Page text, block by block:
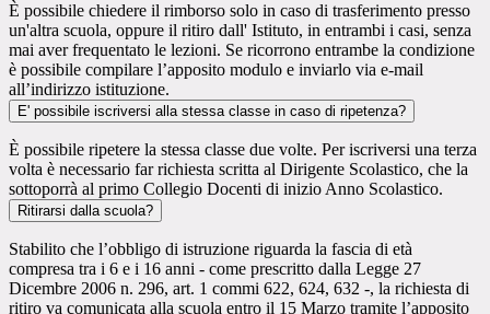
È possibile chiedere il rimborso solo in caso di trasferimento presso
un'altra scuola, oppure il ritiro dall' Istituto, in entrambi i casi, senza
mai aver frequentato le lezioni. Se ricorrono entrambe la condizione
è possibile compilare l’apposito modulo e inviarlo via e-mail
all’indirizzo istituzione.
E' possibile iscriversi alla stessa classe in caso di ripetenza?
È possibile ripetere la stessa classe due volte. Per iscriversi una terza
volta è necessario far richiesta scritta al Dirigente Scolastico, che la
sottoporrà al primo Collegio Docenti di inizio Anno Scolastico.
Ritirarsi dalla scuola?
Stabilito che l’obbligo di istruzione riguarda la fascia di età
compresa tra i 6 e i 16 anni - come prescritto dalla Legge 27
Dicembre 2006 n. 296, art. 1 commi 622, 624, 632 -, la richiesta di
ritiro va comunicata alla scuola entro il 15 Marzo tramite l’apposito